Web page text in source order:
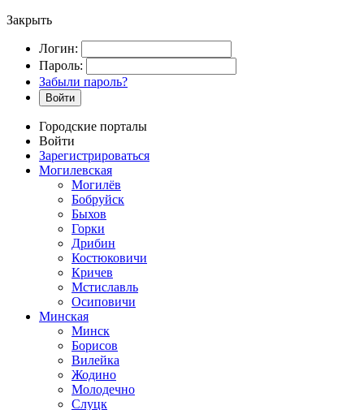
Закрыть
Логин:
Пароль:
Забыли пароль?
Войти
Городские порталы
Войти
Зарегистрироваться
Могилевская
Могилёв
Бобруйск
Быхов
Горки
Дрибин
Костюковичи
Кричев
Мстиславль
Осиповичи
Минская
Минск
Борисов
Вилейка
Жодино
Молодечно
Слуцк